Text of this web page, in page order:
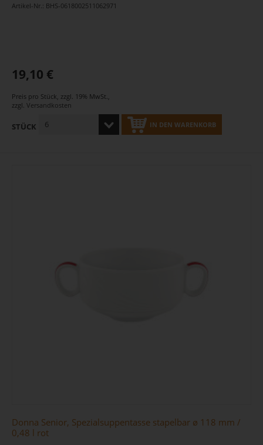
Artikel-Nr.: BHS-0618002511062971
19,10 €
Preis pro Stück zzgl. 19% MwSt.
zzgl. Versandkosten
STÜCK IN DEN WARENKORB
Donna Senior, Spezialsuppentasse stapelbar ø 118 mm /
0,48 l rot